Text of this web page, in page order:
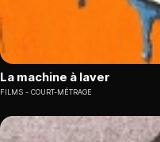
La machine à laver
FILMS COURT-MÉTRAGE